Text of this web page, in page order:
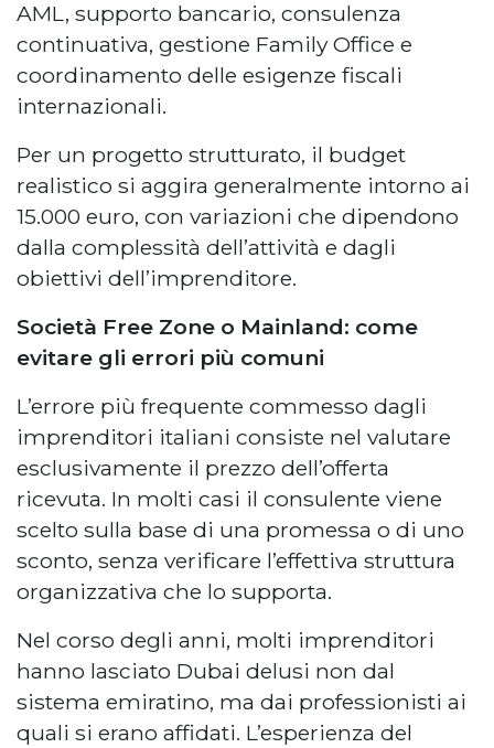
AML, supporto bancario, consulenza
continuativa, gestione Family Office e
coordinamento delle esigenze fiscali
internazionali.
Per un progetto strutturato, il budget
realistico si aggira generalmente intorno ai
15.000 euro, con variazioni che dipendono
dalla complessità dell’attività e dagli
obiettivi dell’imprenditore.
Società Free Zone o Mainland: come
evitare gli errori più comuni
L’errore più frequente commesso dagli
imprenditori italiani consiste nel valutare
esclusivamente il prezzo dell’offerta
ricevuta. In molti casi il consulente viene
scelto sulla base di una promessa o di uno
sconto, senza verificare l’effettiva struttura
organizzativa che lo supporta.
Nel corso degli anni, molti imprenditori
hanno lasciato Dubai delusi non dal
sistema emiratino, ma dai professionisti ai
quali si erano affidati. L’esperienza del